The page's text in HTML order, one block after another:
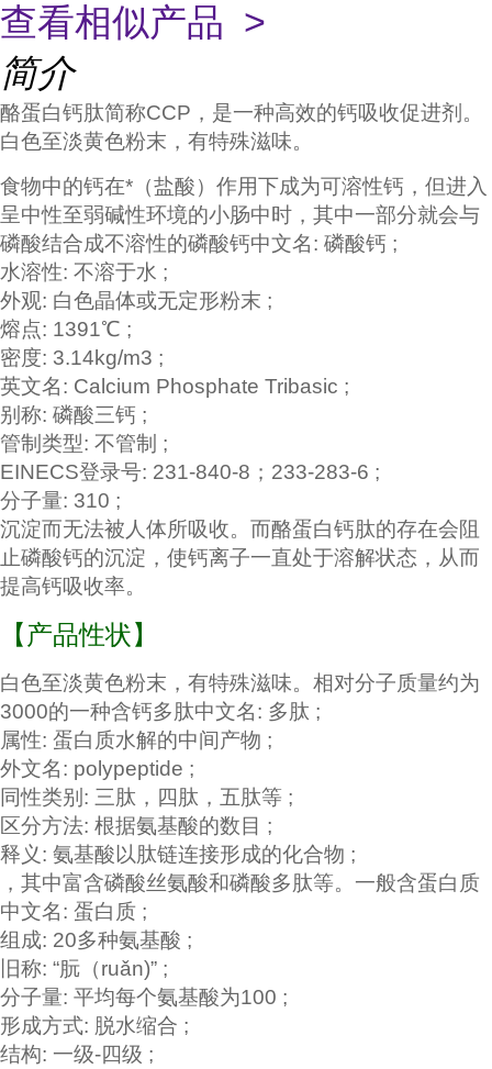
查看相似产品 >
简介
酪蛋白钙肽简称CCP，是一种高效的钙吸收促进剂。
白色至淡黄色粉末，有特殊滋味。
食物中的钙在*（盐酸）作用下成为可溶性钙，但进入
呈中性至弱碱性环境的小肠中时，其中一部分就会与
磷酸结合成不溶性的磷酸钙中文名: 磷酸钙 ;
水溶性: 不溶于水 ;
外观: 白色晶体或无定形粉末 ;
熔点: 1391℃ ;
密度: 3.14kg/m3 ;
英文名: Calcium Phosphate Tribasic ;
别称: 磷酸三钙 ;
管制类型: 不管制 ;
EINECS登录号: 231-840-8；233-283-6 ;
分子量: 310 ;
沉淀而无法被人体所吸收。而酪蛋白钙肽的存在会阻
止磷酸钙的沉淀，使钙离子一直处于溶解状态，从而
提高钙吸收率。
【产品性状】
白色至淡黄色粉末，有特殊滋味。相对分子质量约为
3000的一种含钙多肽中文名: 多肽 ;
属性: 蛋白质水解的中间产物 ;
外文名: polypeptide ;
同性类别: 三肽，四肽，五肽等 ;
区分方法: 根据氨基酸的数目 ;
释义: 氨基酸以肽链连接形成的化合物 ;
，其中富含磷酸丝氨酸和磷酸多肽等。一般含蛋白质
中文名: 蛋白质 ;
组成: 20多种氨基酸 ;
旧称: “朊（ruǎn)” ;
分子量: 平均每个氨基酸为100 ;
形成方式: 脱水缩合 ;
结构: 一级-四级 ;